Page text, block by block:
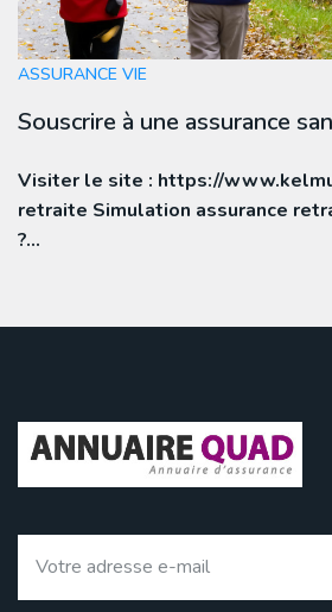
ASSURANCE VIE
Souscrire à une assurance
Visiter le site : https://
retraite Simulation assurance
?…